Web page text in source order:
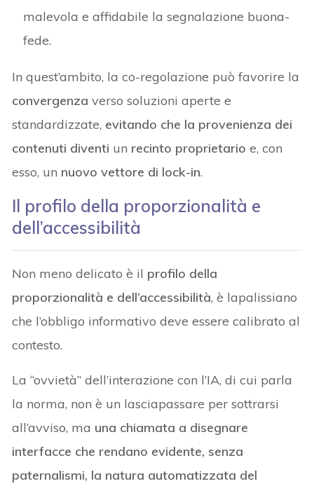
malevola e affidabile la segnalazione buona-
fede.
In quest’ambito, la co-regolazione può favorire la
convergenza verso soluzioni aperte e
standardizzate, evitando che la provenienza dei
contenuti diventi un recinto proprietario e, con
esso, un nuovo vettore di lock-in.
Il profilo della proporzionalità e
dell’accessibilità
Non meno delicato è il profilo della
proporzionalità e dell’accessibilità, è lapalissiano
che l’obbligo informativo deve essere calibrato al
contesto.
La “ovvietà” dell’interazione con l’IA, di cui parla
la norma, non è un lasciapassare per sottrarsi
all’avviso, ma una chiamata a disegnare
interfacce che rendano evidente, senza
paternalismi, la natura automatizzata del